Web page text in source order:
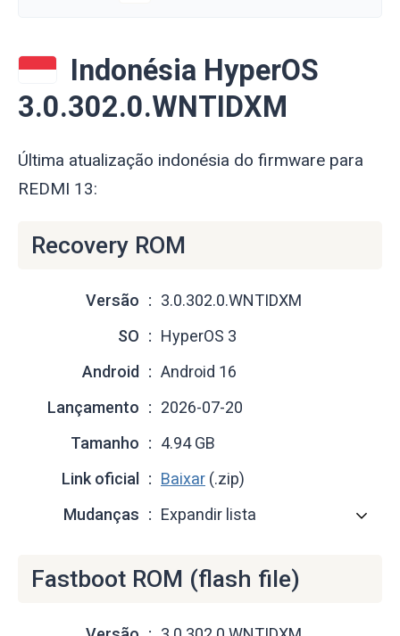
Indonésia HyperOS
3.0.302.0.WNTIDXM
Última atualização indonésia do firmware para
REDMI 13:
Recovery ROM
Versão
3.0.302.0.WNTIDXM
SO
HyperOS 3
Android
Android 16
Lançamento
2026-07-20
Tamanho
4.94 GB
Link oficial
Baixar (.zip)
Mudanças
Expandir lista
Fastboot ROM (flash file)